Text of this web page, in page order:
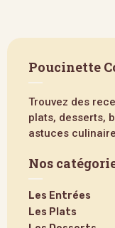
Poucinette
Trouvez des
plats, desserts,
astuces
Nos
Les Entrées
Les Plats